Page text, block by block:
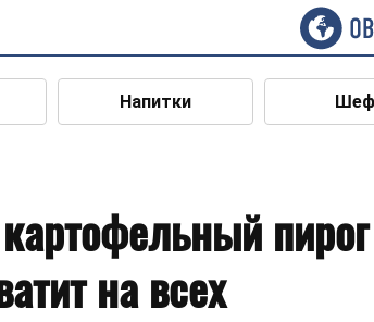
Напитки
на всех